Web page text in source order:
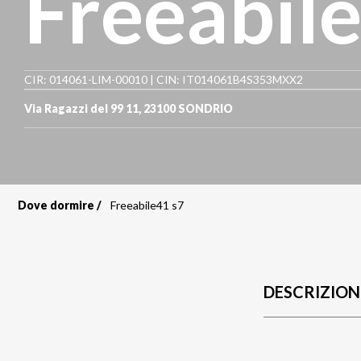
CIR: 014061-LIM-00010 | CIN: IT014061B4S353MXX2
Via Ragazzi del 99 11, 23100 SONDRIO
Dove dormire Freeabile41 s7